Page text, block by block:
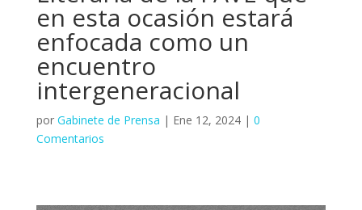
en esta ocasión estará
enfocada como un
encuentro
intergeneracional
por Gabinete de Prensa | Ene 12, 2024| 0
Comentarios